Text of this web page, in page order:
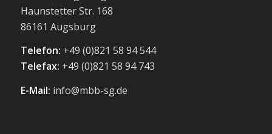
Haunstetter Str. 168
86161 Augsburg
Telefon: +49 (0)821 58 94 544
Telefax: +49 (0)821 58 94 743
E-Mail: info@mbb-sg.de